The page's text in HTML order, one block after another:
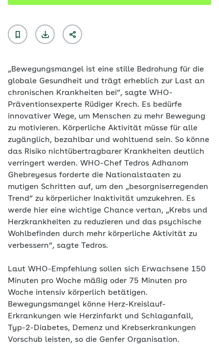
„Bewegungsmangel ist eine stille Bedrohung für die
globale Gesundheit und trägt erheblich zur Last an
chronischen Krankheiten bei“, sagte WHO-
Präventionsexperte Rüdiger Krech. Es bedürfe
innovativer Wege, um Menschen zu mehr Bewegung
zu motivieren. Körperliche Aktivität müsse für alle
zugänglich, bezahlbar und wohltuend sein. So könne
das Risiko nichtübertragbarer Krankheiten deutlich
verringert werden. WHO-Chef Tedros Adhanom
Ghebreyesus forderte die Nationalstaaten zu
mutigen Schritten auf, um den „besorgniserregenden
Trend“ zu körperlicher Inaktivität umzukehren. Es
werde hier eine wichtige Chance vertan, „Krebs und
Herzkrankheiten zu reduzieren und das psychische
Wohlbefinden durch mehr körperliche Aktivität zu
verbessern“, sagte Tedros.
Laut WHO-Empfehlung sollen sich Erwachsene 150
Minuten pro Woche mäßig oder 75 Minuten pro
Woche intensiv körperlich betätigen.
Bewegungsmangel könne Herz-Kreislauf-
Erkrankungen wie Herzinfarkt und Schlaganfall,
Typ-2-Diabetes, Demenz und Krebserkrankungen
Vorschub leisten, so die Genfer Organisation.